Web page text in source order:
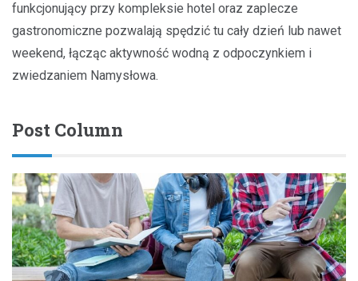
funkcjonujący przy kompleksie hotel oraz zaplecze
gastronomiczne pozwalają spędzić tu cały dzień lub nawet
weekend, łącząc aktywność wodną z odpoczynkiem i
zwiedzaniem Namysłowa.
Post Column